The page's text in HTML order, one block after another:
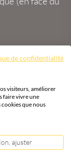
Cours or, achat
de confidentialité
visiteurs, améliorer
faire vivre une
que nous
ajuster